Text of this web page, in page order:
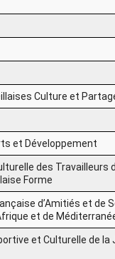
Culture et
et Développement
des Travailleurs
Forme
d’Amitiés et de
et de
et Culturelle de la